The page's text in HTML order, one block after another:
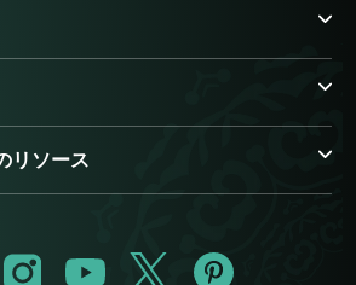
リソース